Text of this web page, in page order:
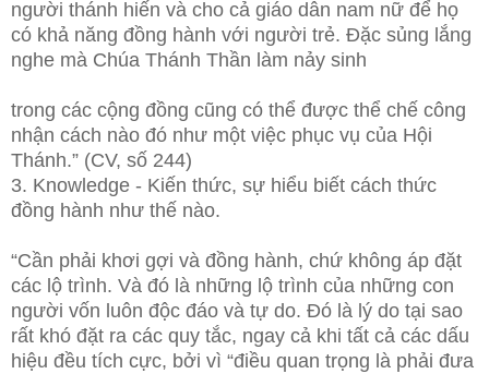
người thánh hiến và cho cả giáo dân nam nữ để họ
có khả năng đồng hành với người trẻ. Đặc sủng lắng
nghe mà Chúa Thánh Thần làm nảy sinh
trong các cộng đồng cũng có thể được thể chế công
nhận cách nào đó như một việc phục vụ của Hội
Thánh.” (CV, số 244)
3. Knowledge - Kiến thức, sự hiểu biết cách thức
đồng hành như thế nào.
“Cần phải khơi gợi và đồng hành, chứ không áp đặt
các lộ trình. Và đó là những lộ trình của những con
người vốn luôn độc đáo và tự do. Đó là lý do tại sao
rất khó đặt ra các quy tắc, ngay cả khi tất cả các dấu
hiệu đều tích cực, bởi vì “điều quan trọng là phải đưa